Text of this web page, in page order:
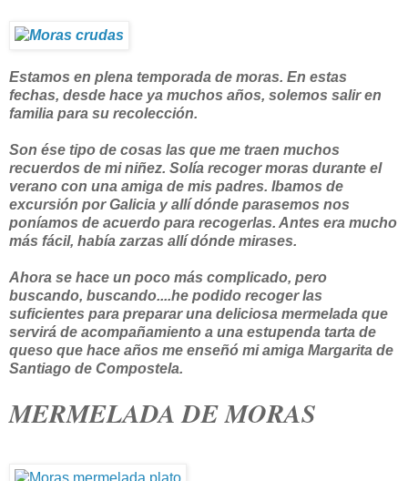
Estamos en plena temporada de moras. En estas
fechas, desde hace ya muchos años, solemos salir en
familia para su recolección.
Son ése tipo de cosas las que me traen muchos
recuerdos de mi niñez. Solía recoger moras durante el
verano con una amiga de mis padres. Ibamos de
excursión por Galicia y allí dónde parasemos nos
poníamos de acuerdo para recogerlas. Antes era mucho
más fácil, había zarzas allí dónde mirases.
Ahora se hace un poco más complicado, pero
buscando, buscando....he podido recoger las
suficientes para preparar una deliciosa mermelada que
servirá de acompañamiento a una estupenda tarta de
queso que hace años me enseñó mi amiga Margarita de
Santiago de Compostela.
MERMELADA DE MORAS